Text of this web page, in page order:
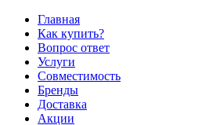
Главная
Как купить?
Вопрос ответ
Услуги
Совместимость
Бренды
Доставка
Акции